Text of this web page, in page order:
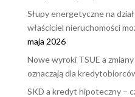
Słupy energetyczne na
właściciel nieruchomości
maja 2026
Nowe wyroki TSUE a
oznaczają dla
SKD a kredyt hipoteczny –